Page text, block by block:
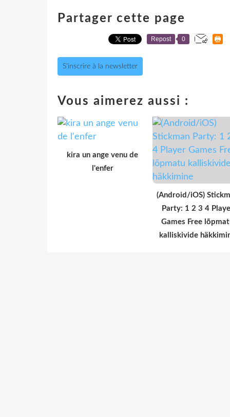
Partager cette page
Repost 0
S'inscrire à la newsletter
Vous aimerez aussi :
kira un ange venu de
l'enfer
(Android/iOS)
Party: 1 2 3 4
Games Free
kalliskivide